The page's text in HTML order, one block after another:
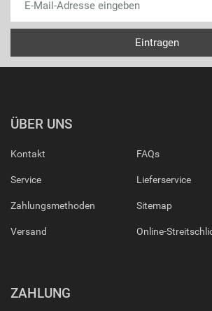
ÜBER UNS
Kontakt
Service
Zahlungsmethoden
Versand
FAQs
Lieferservice
Sitemap
Online-
ZAHLUNG